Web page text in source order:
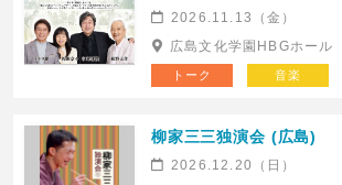
2026.11.13（金）
広島文化学園HBGホール
トーク 音楽
柳家三三独演会 (広島)
2026.12.20（日）